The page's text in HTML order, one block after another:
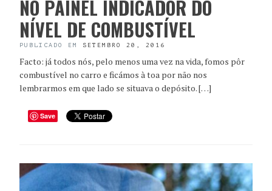
NO PAINEL INDICADOR DO
NÍVEL DE COMBUSTÍVEL
PUBLICADO EM SETEMBRO 20, 2016
Facto: já todos nós, pelo menos uma vez na vida, fomos pôr
combustível no carro e ficámos à toa por não nos
lembrarmos em que lado se situava o depósito. […]
Save